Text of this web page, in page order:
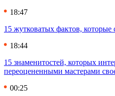
18:47
15 жутковатых фактов, которые
18:44
15 знаменитостей, которых
переоцененными мастерами
00:25